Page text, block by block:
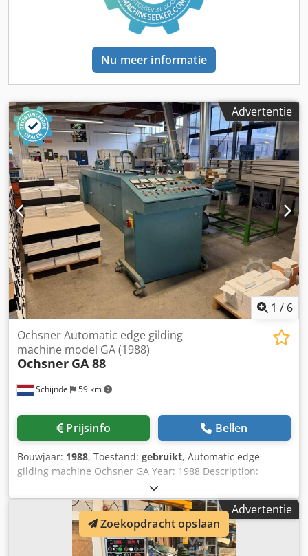
Nu meer informatie
Advertentie
1 / 6
Schijndel 59 km
Ochsner Automatic edge gilding
machine model GA (1988)
Ochsner GA 88
Prijsinfo Bellen
Bouwjaar: 1988, Toestand: gebruikt, Automatic edge
gilding machine Ochsner GA Year: 1988 Description:
Grinding stations Regulation of grindings Brush with
exhaust Priming station Gilding station Dodpfxezqt Efj Ac
Ejck Electric steering and controlling desk
Advertentie
Zoekopdracht opslaan